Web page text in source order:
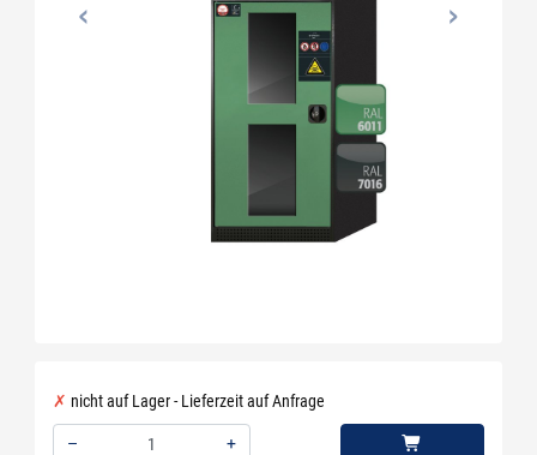
nicht auf Lager - Lieferzeit auf Anfrage
–
+